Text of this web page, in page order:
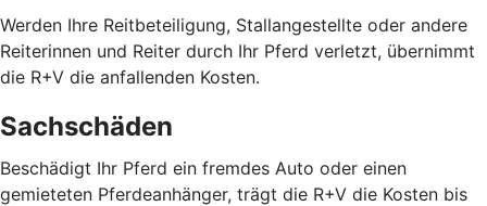
Werden Ihre Reitbeteiligung, Stallangestellte oder andere
Reiterinnen und Reiter durch Ihr Pferd verletzt, übernimmt
die R+V die anfallenden Kosten.
Sachschäden
Beschädigt Ihr Pferd ein fremdes Auto oder einen
gemieteten Pferdeanhänger, trägt die R+V die Kosten bis